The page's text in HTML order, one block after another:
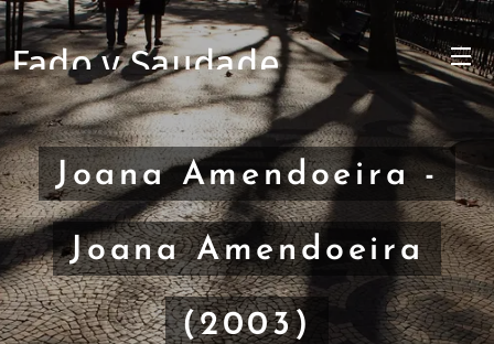
Fado y Saudade
Joana Amendoeira -
Joana Amendoeira
(2003)